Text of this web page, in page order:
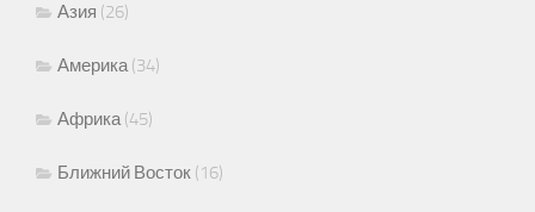
Азия (26)
Америка(34)
Африка(45)
Ближний Восток (16)